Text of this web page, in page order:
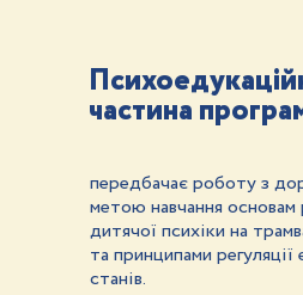
частина
передбачає роботу з
метою навчання основам
дитячої психіки на
та принципами регуляції
станів.